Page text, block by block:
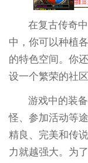
在复古传奇
中，你可以种植
的特色空间。你
设一个繁荣的社区
游戏中的装
怪、参加活动等
精良、完美和传
力就越强大。为